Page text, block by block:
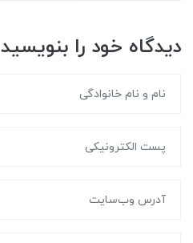
دیدگاه خود را بنویسید